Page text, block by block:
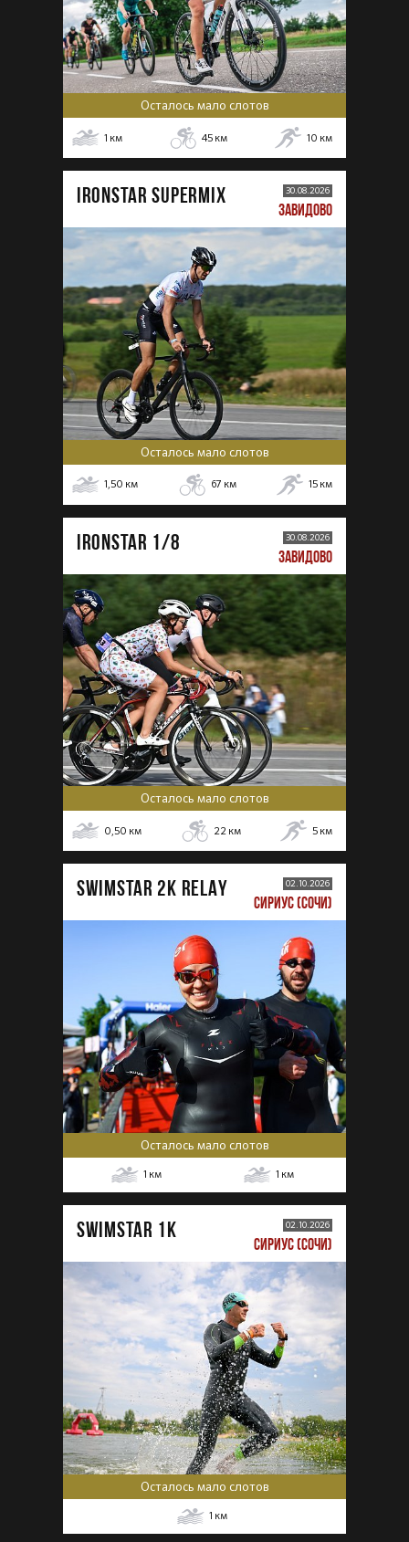
Осталось мало слотов
1 км 45 км 10 км
IRONSTAR SUPERMIX 30.08.2026
ЗАВИДОВО
Осталось мало слотов
1,50 км 67 км 15 км
IRONSTAR 1/8 30.08.2026
ЗАВИДОВО
Осталось мало слотов
0,50 км 22 км 5 км
SWIMSTAR 2K RELAY 02.10.2026
СИРИУС (СОЧИ)
Осталось мало слотов
1 км 1 км
SWIMSTAR 1K 02.10.2026
СИРИУС (СОЧИ)
Осталось мало слотов
1 км